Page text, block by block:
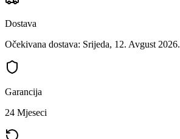
Dostava
Očekivana dostava: Srijeda, 12. Avgust 2026.
Garancija
24 Mjeseci